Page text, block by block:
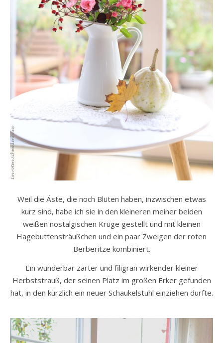
Weil die Äste, die noch Blüten haben, inzwischen etwas
kurz sind, habe ich sie in den kleineren meiner beiden
weißen nostalgischen Krüge gestellt und mit kleinen
Hagebuttensträußchen und ein paar Zweigen der roten
Berberitze kombiniert.
Ein wunderbar zarter und filigran wirkender kleiner
Herbststrauß, der seinen Platz im großen Erker gefunden
hat, in den kürzlich ein neuer Schaukelstuhl einziehen durfte.